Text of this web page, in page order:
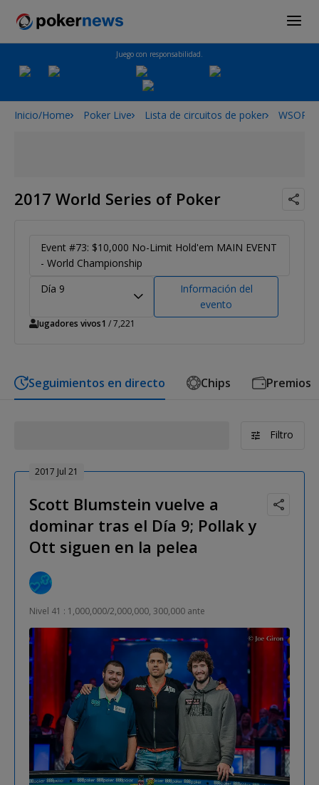
Juego con responsabilidad.
Inicio/Home Poker Live Lista de circuitos de poker WSOP
2017 World Series of Poker
Event #73: $10,000 No-Limit Hold'em MAIN EVENT
- World Championship
Día 9
Información del
evento
Jugadores vivos1 / 7,221
Seguimientos en directo Chips Premios
Filtro
2017 Jul 21
Scott Blumstein vuelve a
dominar tras el Día 9; Pollak y
Ott siguen en la pelea
Nivel 41 : 1,000,000/2,000,000, 300,000 ante